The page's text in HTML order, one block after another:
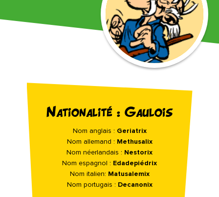
Nationalité : Gaulois
Nom anglais : Geriatrix
Nom allemand : Methusalix
Nom néerlandais : Nestorix
Nom espagnol : Edadepiédrix
Nom italien: Matusalemix
Nom portugais : Decanonix